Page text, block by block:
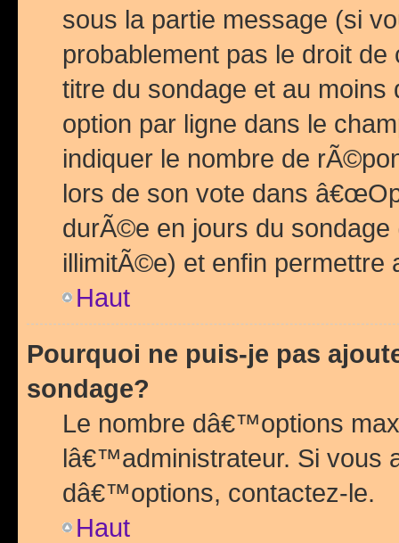
sous la partie message (si
probablement pas le droit
titre du sondage et au
option par ligne dans le
indiquer le nombre de
lors de son vote dans
durÃ©e en jours du
illimitÃ©e) et enfin permettre
Haut
Pourquoi ne puis-je pas
sondage?
Le nombre dâ€™options
lâ€™administrateur. Si vous
dâ€™options, contactez-le.
Haut